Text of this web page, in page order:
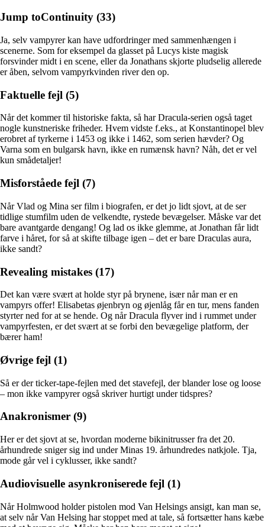
Jump toContinuity (33)
Ja, selv vampyrer kan have udfordringer med sammenhængen i
scenerne. Som for eksempel da glasset på Lucys kiste magisk
forsvinder midt i en scene, eller da Jonathans skjorte pludselig allerede
er åben, selvom vampyrkvinden river den op.
Faktuelle fejl (5)
Når det kommer til historiske fakta, så har Dracula-serien også taget
nogle kunstneriske friheder. Hvem vidste f.eks., at Konstantinopel blev
erobret af tyrkerne i 1453 og ikke i 1462, som serien hævder? Og
Varna som en bulgarsk havn, ikke en rumænsk havn? Nåh, det er vel
kun smådetaljer!
Misforståede fejl (7)
Når Vlad og Mina ser film i biografen, er det jo lidt sjovt, at de ser
tidlige stumfilm uden de velkendte, rystede bevægelser. Måske var det
bare avantgarde dengang! Og lad os ikke glemme, at Jonathan får lidt
farve i håret, for så at skifte tilbage igen – det er bare Draculas aura,
ikke sandt?
Revealing mistakes (17)
Det kan være svært at holde styr på brynene, især når man er en
vampyrs offer! Elisabetas øjenbryn og øjenlåg får en tur, mens fanden
styrter ned for at se hende. Og når Dracula flyver ind i rummet under
vampyrfesten, er det svært at se forbi den bevægelige platform, der
bærer ham!
Øvrige fejl (1)
Så er der ticker-tape-fejlen med det stavefejl, der blander lose og loose
– mon ikke vampyrer også skriver hurtigt under tidspres?
Anakronismer (9)
Her er det sjovt at se, hvordan moderne bikinitrusser fra det 20.
århundrede sniger sig ind under Minas 19. århundredes natkjole. Tja,
mode går vel i cyklusser, ikke sandt?
Audiovisuelle asynkroniserede fejl (1)
Når Holmwood holder pistolen mod Van Helsings ansigt, kan man se,
at selv når Van Helsing har stoppet med at tale, så fortsætter hans kæbe